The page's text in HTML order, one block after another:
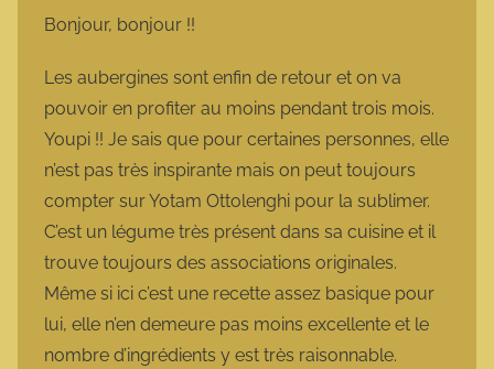
o
t
t
e
Bonjour, bonjour !!
Les aubergines sont enfin de retour et on va
pouvoir en profiter au moins pendant trois mois.
Youpi !! Je sais que pour certaines personnes, elle
n’est pas très inspirante mais on peut toujours
compter sur Yotam Ottolenghi pour la sublimer.
C’est un légume très présent dans sa cuisine et il
trouve toujours des associations originales.
Même si ici c’est une recette assez basique pour
lui, elle n’en demeure pas moins excellente et le
nombre d’ingrédients y est très raisonnable.